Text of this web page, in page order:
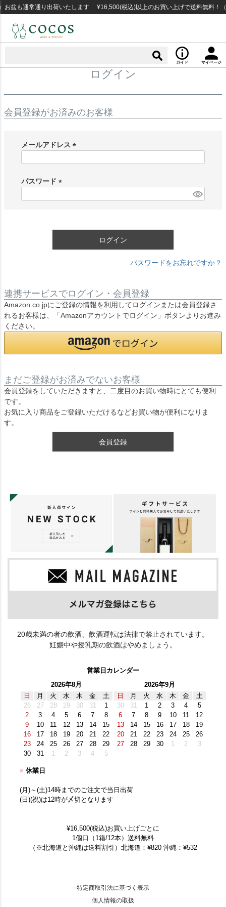
盆も通常通り出荷いたします ¥16,500(税込)以上のお買い上げで送料無料！
ガイド マイページ
ログイン
会員登録がお済みのお客様
メールアドレス
)
パスワード
ログイン
パスワードをお忘れですか？
連携サービスでログイン・会員登録
Amazon.co.jpにご登録の情報を利用してログインまたは会員登録さ
れるお客様は、「Amazonアカウントでログイン」ボタンよりお進み
ください。
まだご登録がお済みでないお客様
会員登録をしていただきますと、二度目のお買い物時にとても便利
です。
お気に入り商品をご登録いただけるなどお買い物が便利になりま
す。
会員登録
20歳未満の者の飲酒、飲酒運転は法律で禁止されています。
妊娠中や授乳期の飲酒はやめましょう。
営業日カレンダー
2026年8月
日
月 火 水 木 金
土
26
27 28 29 30 31
1
2
3 4 5 6 7
8
9
10 11 12 13 14
15
16
17 18 19 20 21
22
23
24 25 26 27 28
29
30
31 1 2 3 4 5
2026年9月
日
月 火 水 木 金
土
30
31 1 2 3 4
5
6
7 8 9 10 11
12
13
14 15 16 17 18
19
20
21 22 23 24 25
26
27
28 29 30 1 2 3
■ 休業日
(月)～(土)14時までのご注文で当日出荷
(日)(祝)は12時が〆切となります
¥16,500(税込)お買い上げごとに
1個口（1箱/12本）送料無料
（※北海道と沖縄は送料割引）北海道：¥820 沖縄：¥532
特定商取引法に基づく表示
個人情報の取扱